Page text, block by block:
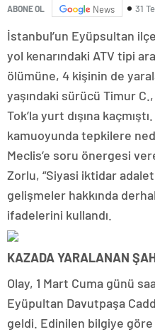
ABONE OL News 31
İstanbul’un Eyüpsultan
yol kenarındaki ATV tipi
ölümüne, 4 kişinin de
yaşındaki sürücü Timur
Tok’la yurt dışına
kamuoyunda tepkilere
Meclis’e soru önergesi
Zorlu, “Siyasi iktidar
gelişmeler hakkında
ifadelerini kullandı.
KAZADA YARALANAN
Olay, 1 Mart Cuma günü
Eyüpultan Davutpaşa
geldi. Edinilen bilgiye